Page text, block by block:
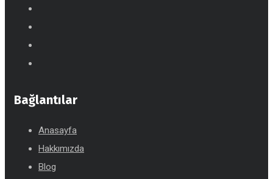
Bağlantılar
Anasayfa
Hakkımızda
Blog